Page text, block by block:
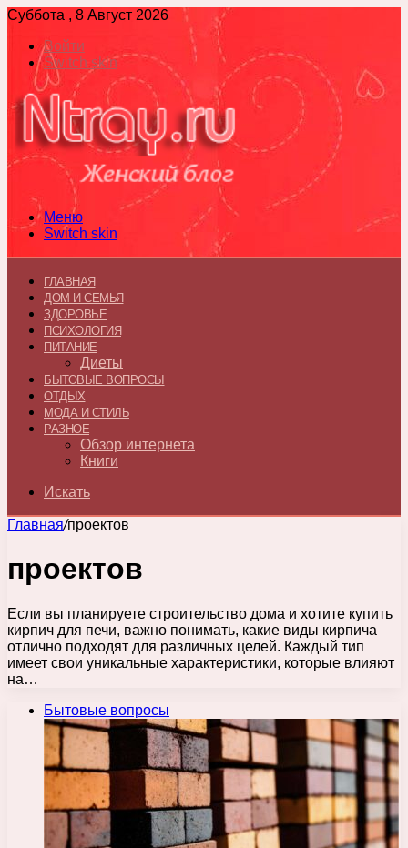
Суббота , 8 Август 2026
Войти
Switch skin
Меню
Switch skin
ГЛАВНАЯ
ДОМ И СЕМЬЯ
ЗДОРОВЬЕ
ПСИХОЛОГИЯ
ПИТАНИЕ
Диеты
БЫТОВЫЕ ВОПРОСЫ
ОТДЫХ
МОДА И СТИЛЬ
РАЗНОЕ
Обзор интернета
Книги
Искать
Главная/проектов
проектов
Если вы планируете строительство дома и хотите купить
кирпич для печи, важно понимать, какие виды кирпича
отлично подходят для различных целей. Каждый тип
имеет свои уникальные характеристики, которые влияют
на…
Бытовые вопросы